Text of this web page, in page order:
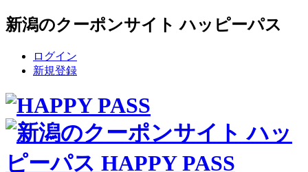
新潟のクーポンサイト ハッピーパス
ログイン
新規登録